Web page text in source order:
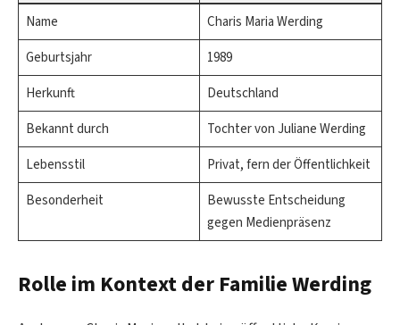
Name
Charis Maria Werding
Geburtsjahr
1989
Herkunft
Deutschland
Bekannt durch
Tochter von Juliane Werding
Lebensstil
Privat, fern der Öffentlichkeit
Besonderheit
Bewusste Entscheidung
gegen Medienpräsenz
Rolle im Kontext der Familie Werding